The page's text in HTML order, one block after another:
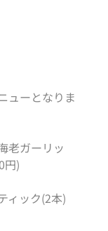
ューとなりま
老ガーリッ
円)
ティック(2本)